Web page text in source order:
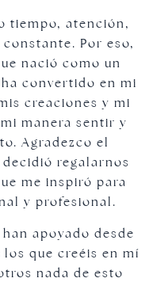
tiempo, atención,
Por eso,
nació como un
convertido en mi
creaciones y mi
manera sentir y
Agradezco el
regalarnos
me inspiró para
y profesional.
apoyado desde
que creéis en mí
nada de esto